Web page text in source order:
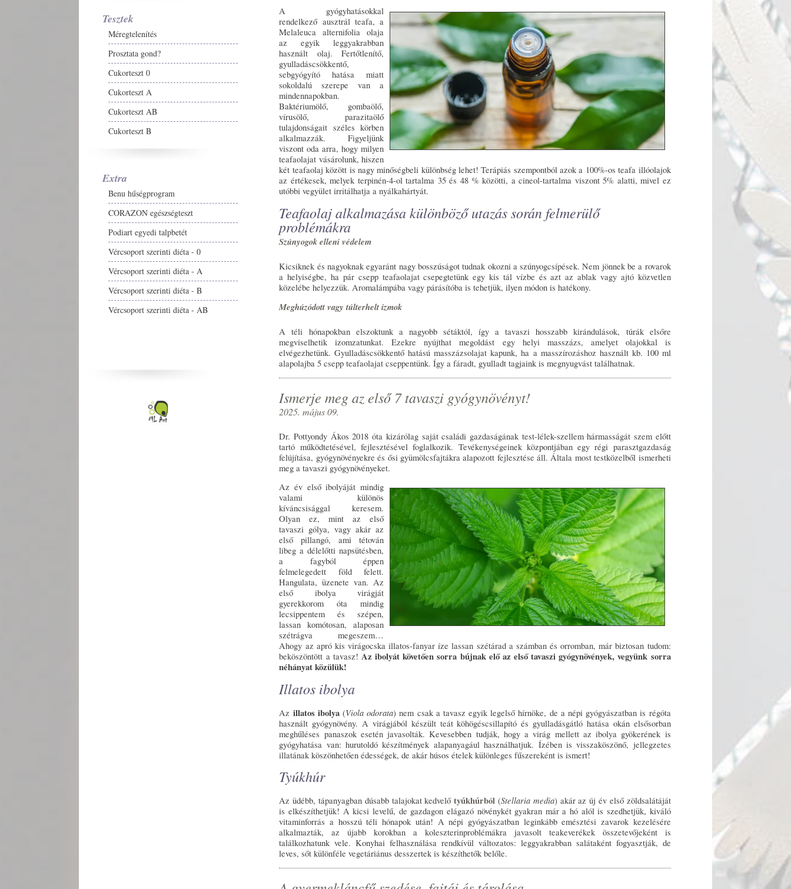
Tesztek
Méregtelenítés
Prosztata gond?
Cukorteszt 0
Cukorteszt A
Cukorteszt AB
Cukorteszt B
Extra
Benu hűségprogram
CORAZON egészségteszt
Podiart egyedi talpbetét
Vércsoport szerinti diéta - 0
Vércsoport szerinti diéta - A
Vércsoport szerinti diéta - B
Vércsoport szerinti diéta - AB
A gyógyhatásokkal
rendelkező ausztrál teafa, a
Melaleuca alternifolia olaja
az egyik leggyakrabban
használt olaj. Fertőtlenítő,
gyulladáscsökkentő,
sebgyógyító hatása miatt
sokoldalú szerepe van a
mindennapokban.
Baktériumölő, gombaölő,
vírusölő, parazitaölő
tulajdonságait széles körben
alkalmazzák. Figyeljünk
viszont oda arra, hogy milyen
teafaolajat vásárolunk, hiszen
két teafaolaj között is nagy minőségbeli különbség lehet! Terápiás szempontból azok a 100%-os teafa illóolajok
az értékesek, melyek terpinén-4-ol tartalma 35 és 48 % közötti, a cineol-tartalma viszont 5% alatti, mivel ez
utóbbi vegyület irritálhatja a nyálkahártyát.
Teafaolaj alkalmazása különböző utazás során felmerülő
problémákra
Szúnyogok elleni védelem
Kicsiknek és nagyoknak egyaránt nagy bosszúságot tudnak okozni a szúnyogcsípések. Nem jönnek be a rovarok
a helyiségbe, ha pár csepp teafaolajat csepegtetünk egy kis tál vízbe és azt az ablak vagy ajtó közvetlen
közelébe helyezzük. Aromalámpába vagy párásítóba is tehetjük, ilyen módon is hatékony.
Meghúzódott vagy túlterhelt izmok
A téli hónapokban elszoktunk a nagyobb sétáktól, így a tavaszi hosszabb kirándulások, túrák elsőre
megviselhetik izomzatunkat. Ezekre nyújthat megoldást egy helyi masszázs, amelyet olajokkal is
elvégezhetünk. Gyulladáscsökkentő hatású masszázsolajat kapunk, ha a masszírozáshoz használt kb. 100 ml
alapolajba 5 csepp teafaolajat cseppentünk. Így a fáradt, gyulladt tagjaink is megnyugvást találhatnak.
Ismerje meg az első 7 tavaszi gyógynövényt!
2025. május 09.
Dr. Pottyondy Ákos 2018 óta kizárólag saját családi gazdaságának test-lélek-szellem hármasságát szem előtt
tartó működtetésével, fejlesztésével foglalkozik. Tevékenységeinek központjában egy régi parasztgazdaság
felújítása, gyógynövényekre és ősi gyümölcsfajtákra alapozott fejlesztése áll. Általa most testközelből ismerheti
meg a tavaszi gyógynövényeket.
Az év első ibolyáját mindig
valami különös
kíváncsisággal keresem.
Olyan ez, mint az első
tavaszi gólya, vagy akár az
első pillangó, ami tétován
libeg a délelőtti napsütésben,
a fagyból éppen
felmelegedett föld felett.
Hangulata, üzenete van. Az
első ibolya virágját
gyerekkorom óta mindig
lecsippentem és szépen,
lassan komótosan, alaposan
szétrágva megeszem…
Ahogy az apró kis virágocska illatos-fanyar íze lassan szétárad a számban és orromban, már biztosan tudom:
beköszöntött a tavasz! Az ibolyát követően sorra bújnak elő az első tavaszi gyógynövények, vegyünk sorra
néhányat közülük!
Illatos ibolya
Az illatos ibolya(Viola odorata) nem csak a tavasz egyik legelső hírnöke, de a népi gyógyászatban is régóta
használt gyógynövény. A virágjából készült teát köhögéscsillapító és gyulladásgátló hatása okán elsősorban
meghűléses panaszok esetén javasolták. Kevesebben tudják, hogy a virág mellett az ibolya gyökerének is
gyógyhatása van: hurutoldó készítmények alapanyagául használhatjuk. Ízében is visszaköszönő, jellegzetes
illatának köszönhetően édességek, de akár húsos ételek különleges fűszereként is ismert!
Tyúkhúr
Az üdébb, tápanyagban dúsabb talajokat kedvelőtyúkhúrból (Stellaria media) akár az új év első zöldsalátáját
is elkészíthetjük! A kicsi levelű, de gazdagon elágazó növénykét gyakran már a hó alól is szedhetjük, kiváló
vitaminforrás a hosszú téli hónapok után! A népi gyógyászatban leginkább emésztési zavarok kezelésére
alkalmazták, az újabb korokban a koleszterinproblémákra javasolt teakeverékek összetevőjeként is
találkozhatunk vele. Konyhai felhasználása rendkívül változatos: leggyakrabban salátaként fogyasztják, de
leves, sőt különféle vegetáriánus desszertek is készíthetők belőle.